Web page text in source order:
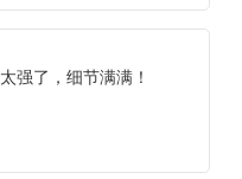
强了，细节满满！